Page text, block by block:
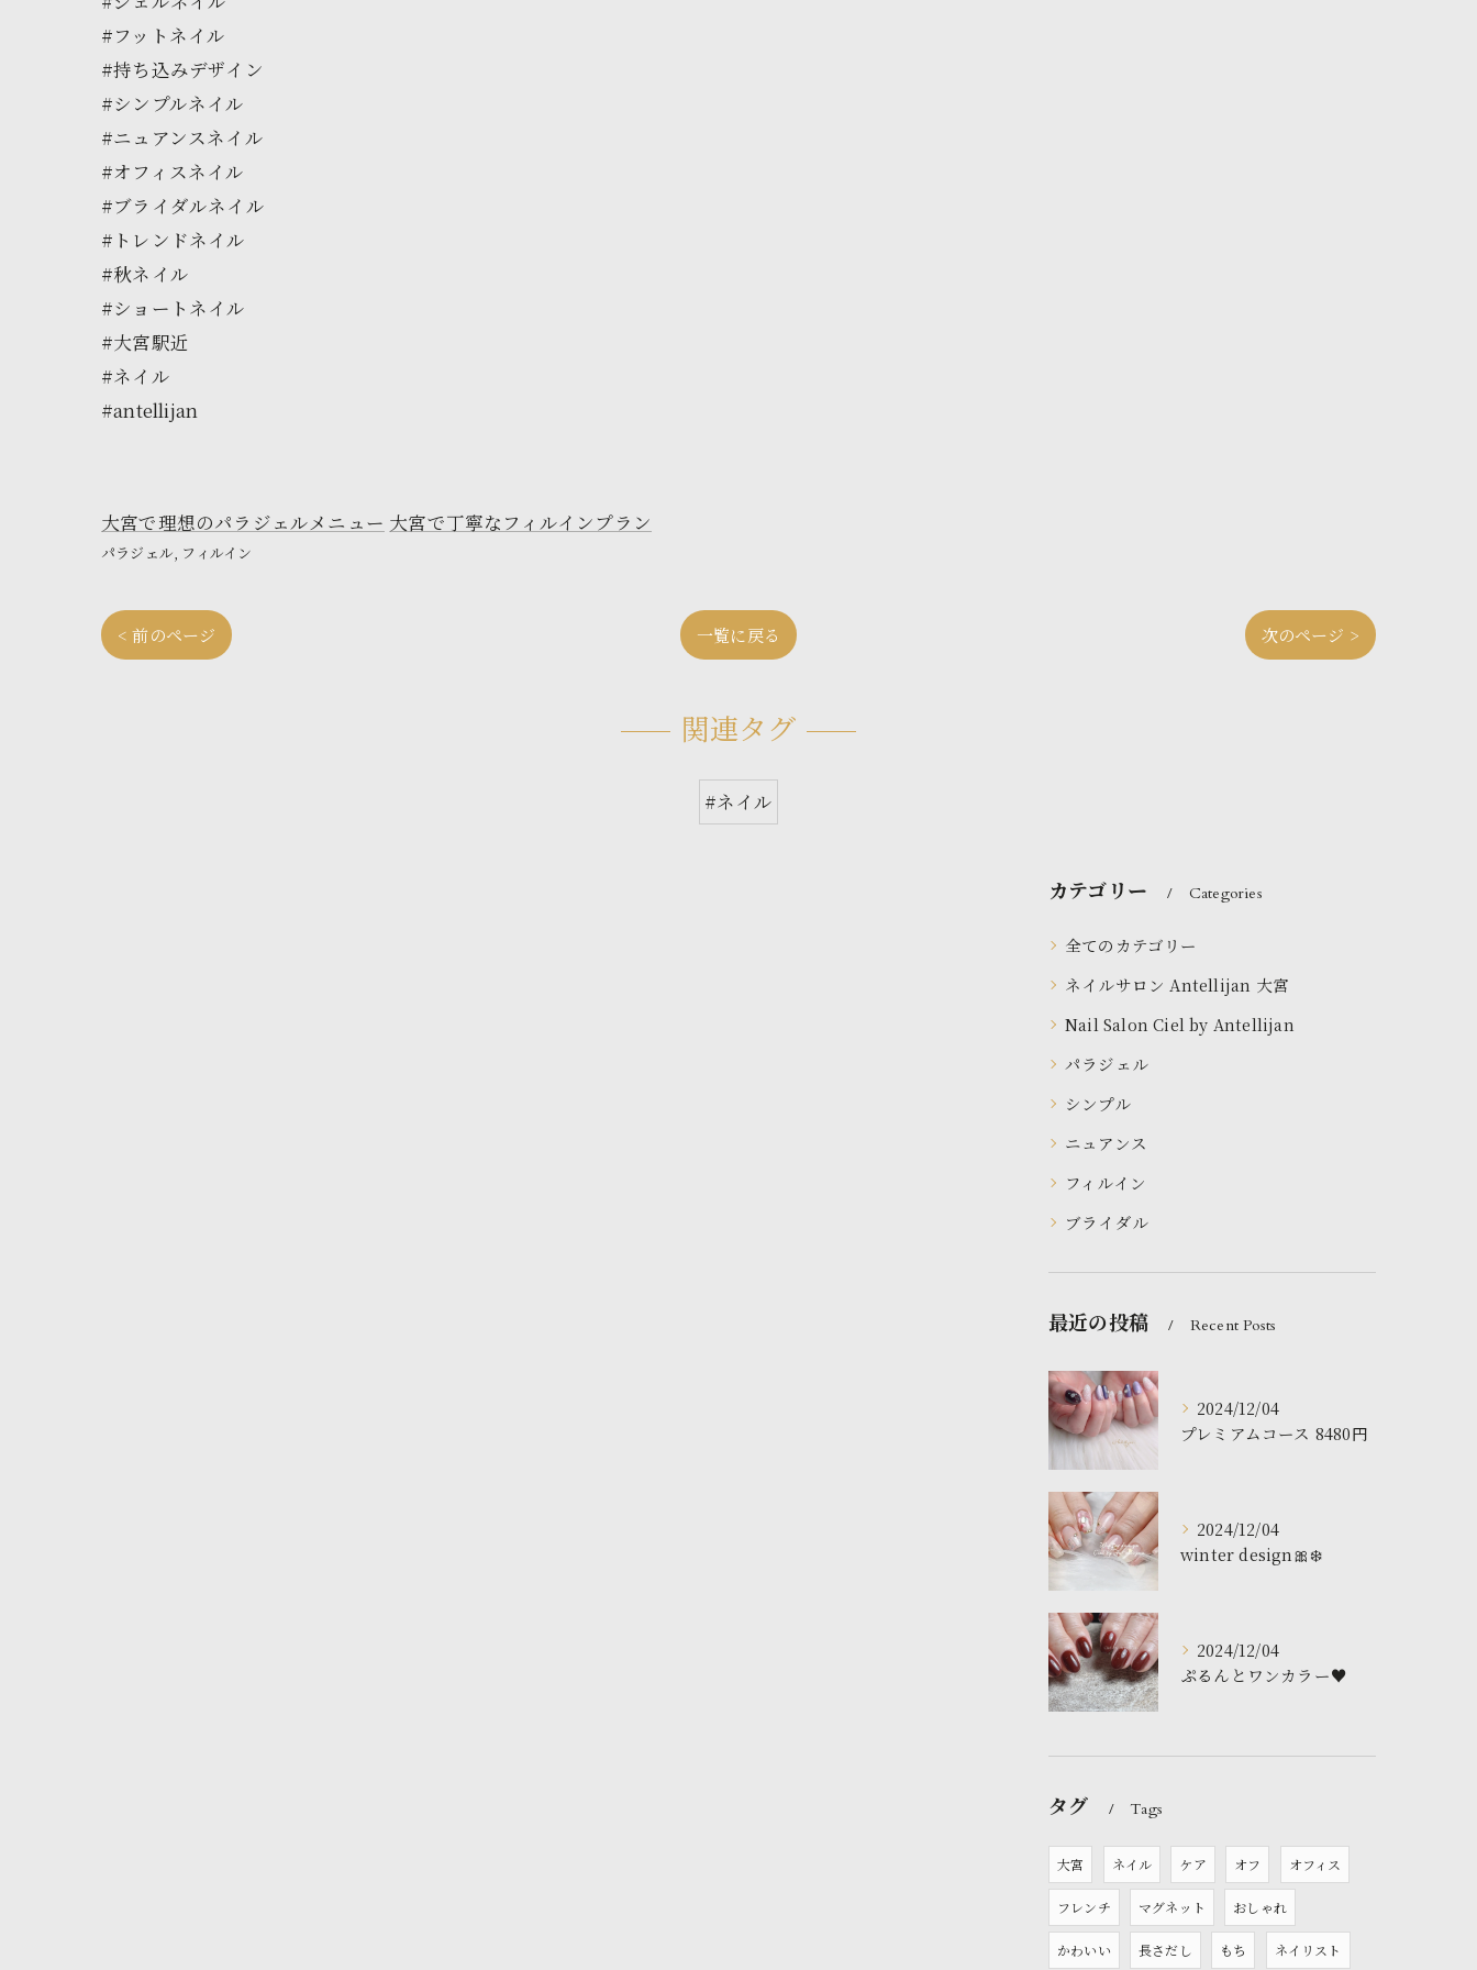
#フットネイル
#持ち込みデザイン
#シンプルネイル
#ニュアンスネイル
#オフィスネイル
#ブライダルネイル
#トレンドネイル
#秋ネイル
#ショートネイル
#大宮駅近
#ネイル
#antellijan
大宮で理想のパラジェルメニュー 大宮で丁寧なフィルインプラン
パラジェル フィルイン
< 前のページ 一覧に戻る 次のページ >
関連タグ
#ネイル
カテゴリー Categories
全てのカテゴリー
ネイルサロン Antellijan 大宮
Nail Salon Ciel by Antellijan
パラジェル
シンプル
ニュアンス
フィルイン
ブライダル
最近の投稿 Recent Posts
2024/12/04
プレミアムコース 8480円
2024/12/04
winter design🎀❄️
2024/12/04
ぷるんとワンカラー♥️
タグ Tags
大宮 ネイル ケア オフ オフィス
フレンチ マグネット おしゃれ
かわいい 長さだし もち ネイリスト